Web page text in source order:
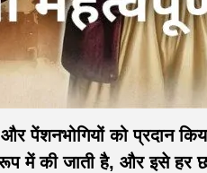
और पेंशनभोगियों को प्रदान
की जाती है, और इसे हर